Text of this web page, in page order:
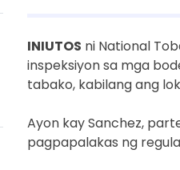
INIUTOS ni National
inspeksiyon sa mga
tabako, kabilang ang
Ayon kay Sanchez,
pagpapalakas ng